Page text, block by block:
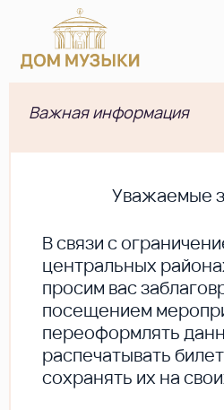
Важная информация
Уважаемые
В cвязи с
центральных
просим вас
посещением
переоформлять
распечатывать
сохранять их на